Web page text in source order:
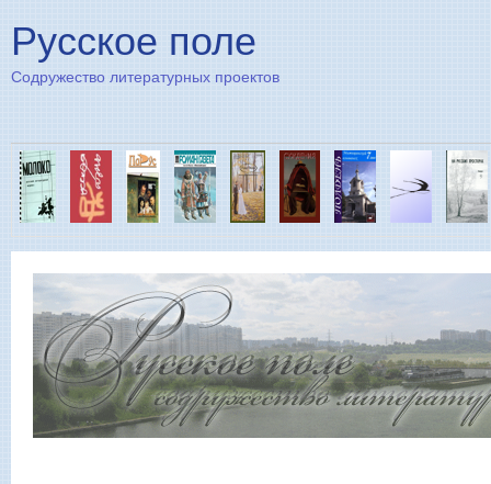
Русское поле
Содружество литературных проектов